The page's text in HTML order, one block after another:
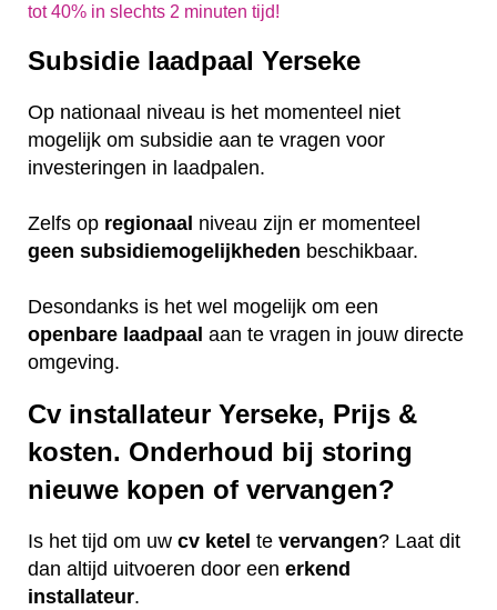
tot 40% in slechts 2 minuten tijd!
Subsidie laadpaal Yerseke
Op nationaal niveau is het momenteel niet
mogelijk om subsidie aan te vragen voor
investeringen in laadpalen.
Zelfs op regionaal niveau zijn er momenteel
geen subsidiemogelijkheden beschikbaar.
Desondanks is het wel mogelijk om een
openbare laadpaal aan te vragen in jouw directe
omgeving.
Cv installateur Yerseke, Prijs &
kosten. Onderhoud bij storing
nieuwe kopen of vervangen?
Is het tijd om uw cv ketel te vervangen? Laat dit
dan altijd uitvoeren door een erkend
installateur.